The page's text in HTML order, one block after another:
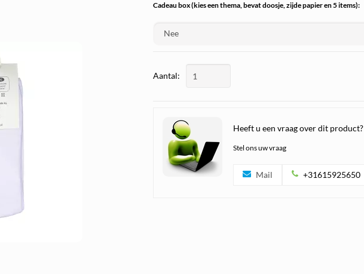
Cadeau box (kies een thema, bevat doosje, zijde papier en 5 items):
Aantal:
Heeft u een vraag over dit product?
Stel ons uw vraag
Mail +31615925650